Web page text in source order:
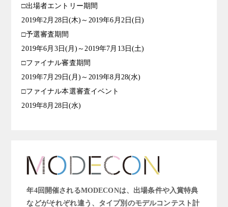
□出場者エントリー期間
2019年2月28日(木)～2019年6月2日(日)
□予選審査期間
2019年6月3日(月)～2019年7月13日(土)
□ファイナル審査期間
2019年7月29日(月)～2019年8月28(水)
□ファイナル本選審査イベント
2019年8月28日(水)
年4回開催されるMODECONは、出場条件や入賞特典
などがそれぞれ違う、タイプ別のモデルコンテスト計